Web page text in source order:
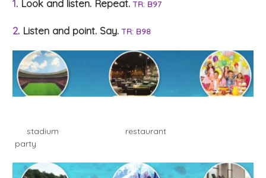
1. Look and listen. Repeat.TR: B97
2. Listen and point. Say.TR: B98
stadium restaurant
party